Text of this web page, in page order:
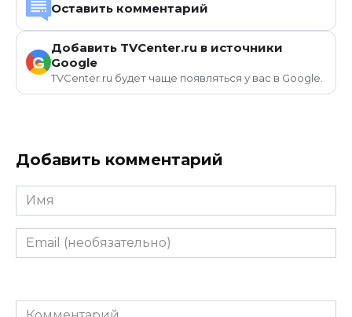
Оставить комментарий
G
Добавить TVCenter.ru в источники
Google
TVCenter.ru будет чаще появляться у вас в Google.
Добавить комментарий
Имя
Email
(необязательно)
Комментарий